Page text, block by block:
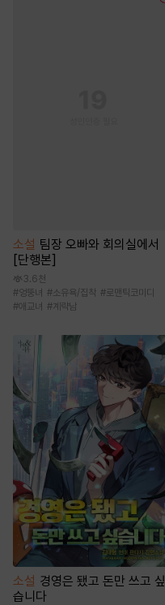
소설 팀장 오빠와 회의실에서
[단행본]
3.6천
#엉뚱녀 #소유욕/집착 #로맨틱코미디
#애교녀 # 계략남
소설 경영은 됐고 돈만 쓰고 싶
습니다